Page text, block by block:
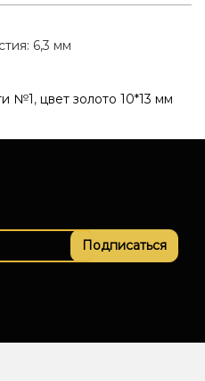
6,3 мм
№1, цвет золото 10*13 мм
Подписаться